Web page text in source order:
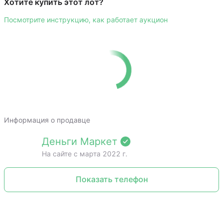
Хотите купить этот лот?
Посмотрите инструкцию, как работает аукцион
Информация о продавце
Деньги Маркет
На сайте c марта 2022 г.
Показать телефон